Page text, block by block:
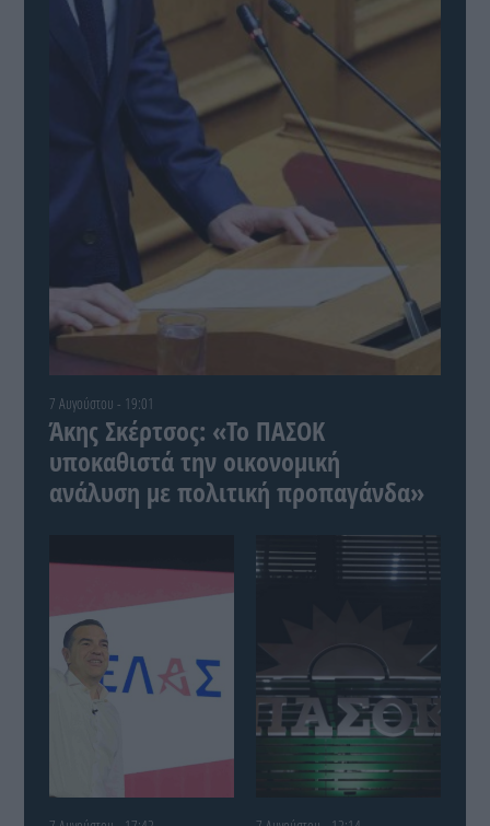
7 Αυγούστου - 19:01
Άκης Σκέρτσος: «Το ΠΑΣΟΚ
υποκαθιστά την οικονομική
ανάλυση με πολιτική προπαγάνδα»